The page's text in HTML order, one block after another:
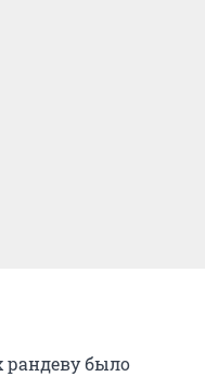
рандеву было